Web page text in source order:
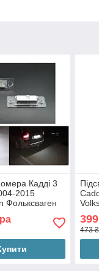
Кадді 3
2015
Фольксваген
399
473